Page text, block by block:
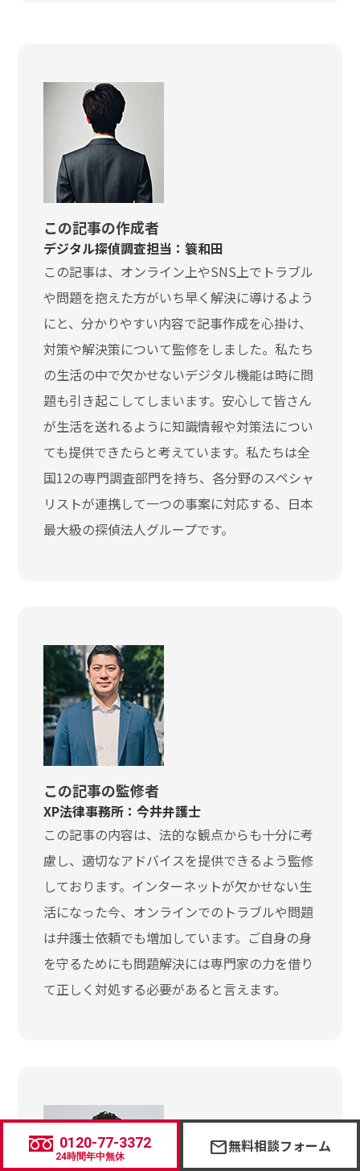
この記事の作成者
デジタル探偵調査担当：簑和田
この記事は、オンライン上やSNS上でトラブル
や問題を抱えた方がいち早く解決に導けるよう
にと、分かりやすい内容で記事作成を心掛け、
対策や解決策について監修をしました。私たち
の生活の中で欠かせないデジタル機能は時に問
題も引き起こしてしまいます。安心して皆さん
が生活を送れるように知識情報や対策法につい
ても提供できたらと考えています。私たちは全
国12の専門調査部門を持ち、各分野のスペシャ
リストが連携して一つの事案に対応する、日本
最大級の探偵法人グループです。
この記事の監修者
XP法律事務所：今井弁護士
この記事の内容は、法的な観点からも十分に考
慮し、適切なアドバイスを提供できるよう監修
しております。インターネットが欠かせない生
活になった今、オンラインでのトラブルや問題
は弁護士依頼でも増加しています。ご自身の身
を守るためにも問題解決には専門家の力を借り
て正しく対処する必要があると言えます。
0120-77-3372
24時間年中無休 mail無料相談フォーム